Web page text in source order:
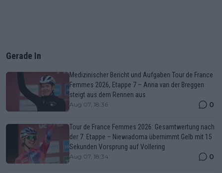
Gerade In
Medizinischer Bericht und Aufgaben Tour de France
Femmes 2026, Etappe 7 – Anna van der Breggen
steigt aus dem Rennen aus
Aug 07, 18:36 0
Tour de France Femmes 2026: Gesamtwertung nach
der 7. Etappe – Niewiadoma übernimmt Gelb mit 15
Sekunden Vorsprung auf Vollering
Aug 07, 18:34 0